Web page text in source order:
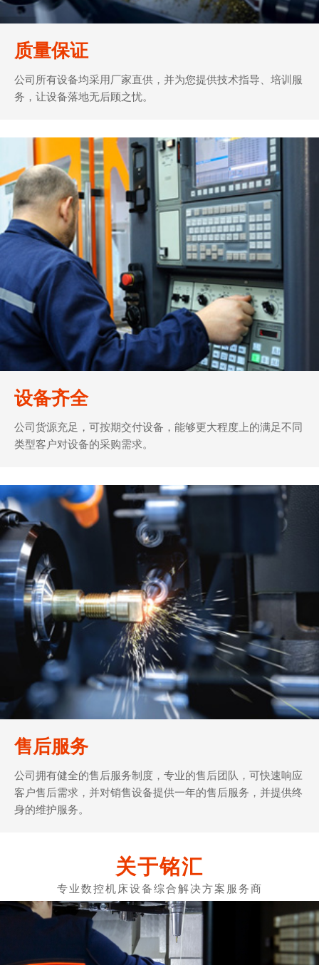
质量保证
公司所有设备均采用厂家直供，并为您提供技术指导、培训服
务，让设备落地无后顾之忧。
设备齐全
公司货源充足，可按期交付设备，能够更大程度上的满足不同
类型客户对设备的采购需求。
售后服务
公司拥有健全的售后服务制度，专业的售后团队，可快速响应
客户售后需求，并对销售设备提供一年的售后服务，并提供终
身的维护服务。
关于铭汇